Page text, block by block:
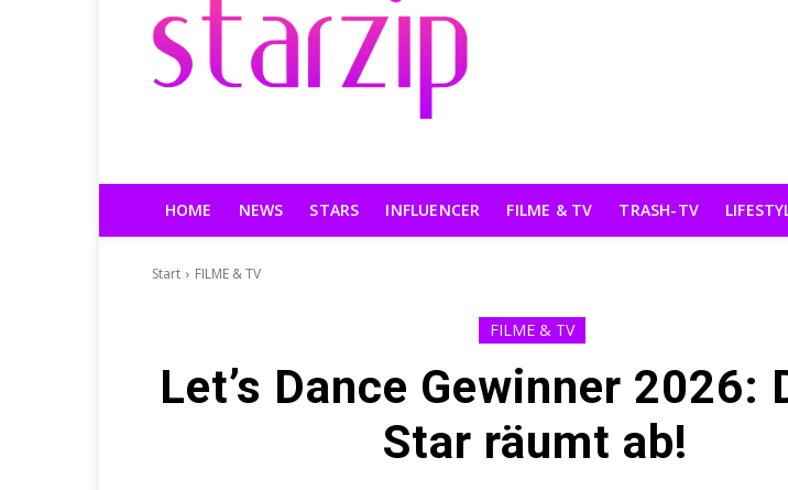
HOME NEWS STARS INFLUENCER FILME & TV TRASH-TV
Start FILME & TV
FILME & TV
Let’s Dance Gewinner 2026:
Star räumt ab!